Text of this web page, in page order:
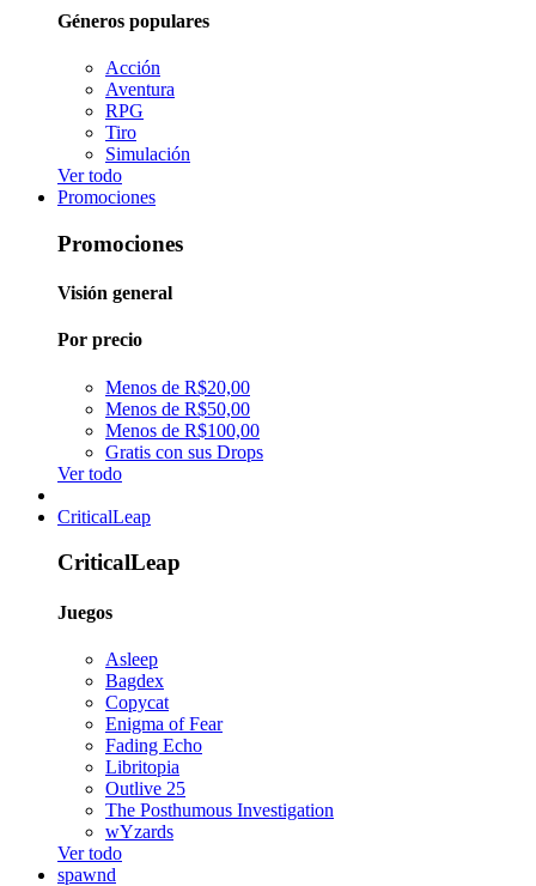
Géneros populares
Acción
Aventura
RPG
Tiro
Simulación
Ver todo
Promociones
Promociones
Visión general
Por precio
Menos de R$20,00
Menos de R$50,00
Menos de R$100,00
Gratis con sus Drops
Ver todo
CriticalLeap
CriticalLeap
Juegos
Asleep
Bagdex
Copycat
Enigma of Fear
Fading Echo
Libritopia
Outlive 25
The Posthumous Investigation
wYzards
Ver todo
spawnd